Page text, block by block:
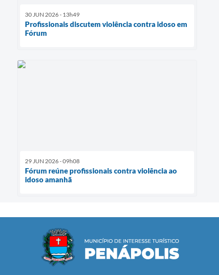
30 JUN 2026 - 13h49
Profissionais discutem violência contra idoso em
Fórum
29 JUN 2026 - 09h08
Fórum reúne profissionais contra violência ao
idoso amanhã